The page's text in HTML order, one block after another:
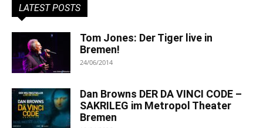
LATEST POSTS
Tom Jones: Der Tiger live in
Bremen!
24/06/2014
Dan Browns DER DA VINCI CODE –
SAKRILEG im Metropol Theater
Bremen